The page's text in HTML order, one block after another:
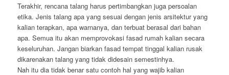
Terakhir, rencana talang harus pertimbangkan juga persoalan
etika. Jenis talang apa yang sesuai dengan jenis arsitektur yang
kalian terapkan, apa warnanya, dan terbuat berasal dari bahan
apa. Semua itu akan memprovokasi fasad rumah kalian secara
keseluruhan. Jangan biarkan fasad tempat tinggal kalian rusak
dikarenakan talang yang tidak didesain semestinhya.
Nah itu dia tidak benar satu contoh hal yang wajib kalian